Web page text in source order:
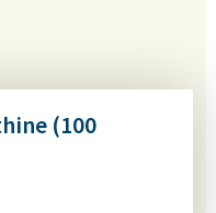
(100